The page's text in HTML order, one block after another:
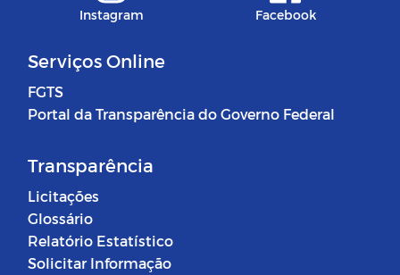
Instagram Facebook
Serviços Online
FGTS
Portal da Transparência do Governo Federal
Transparência
Licitações
Glossário
Relatório Estatístico
Solicitar Informação